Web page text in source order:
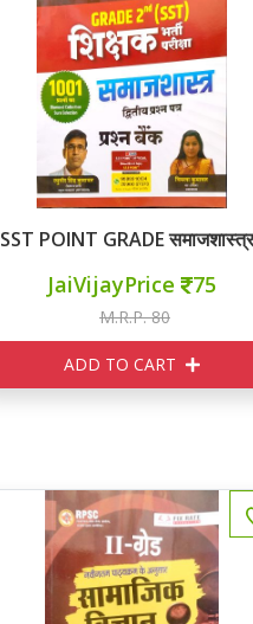
SST POINT GRADE समाजशास्त्र
JaiVijayPrice 75
M.R.P. 80
ADD TO CART